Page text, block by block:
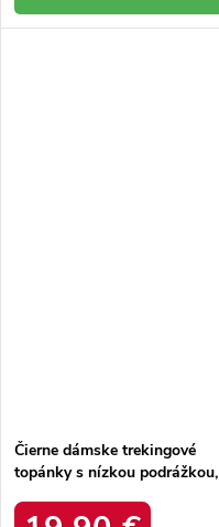
Čierne dámske trekingové
topánky s nízkou podrážkou,
produktu 2147B